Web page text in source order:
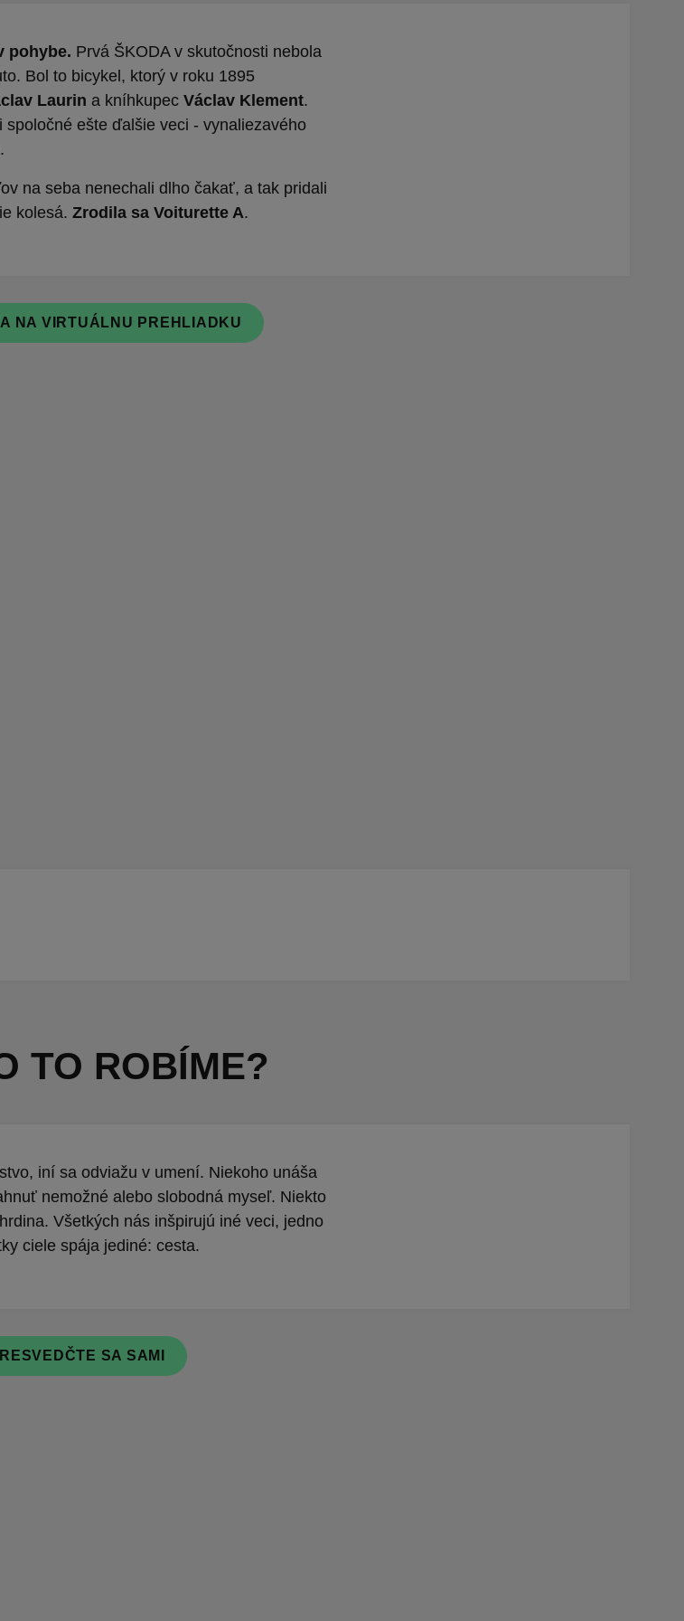
pohybe. Prvá ŠKODA v skutočnosti nebola
Bol to bicykel, ktorý v roku 1895
Laurin a kníhkupec Václav Klement.
spoločné ešte ďalšie veci - vynaliezavého
.
na seba nenechali dlho čakať, a tak pridali
kolesá. Zrodila sa Voiturette A.
NA VIRTUÁLNU PREHLIADKU
TO ROBÍME?
iní sa odviažu v umení. Niekoho unáša
nemožné alebo slobodná myseľ. Niekto
Všetkých nás inšpirujú iné veci, jedno
ciele spája jediné: cesta.
SA SAMI